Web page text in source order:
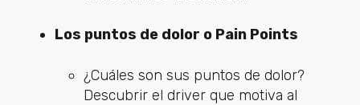
Los puntos de dolor o Pain Points
¿Cuáles son sus puntos de dolor?
Descubrir el driver que motiva al